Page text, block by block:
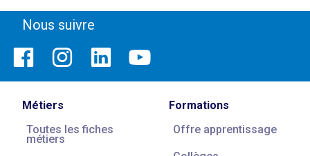
Nous suivre
Métiers
Toutes les fiches
métiers
Formations
Offre apprentissage